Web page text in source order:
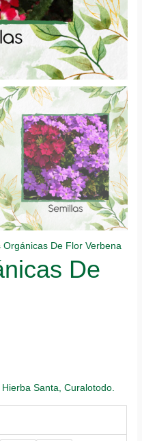
Orgánicas De Flor Verbena
De
Santa, Curalotodo.